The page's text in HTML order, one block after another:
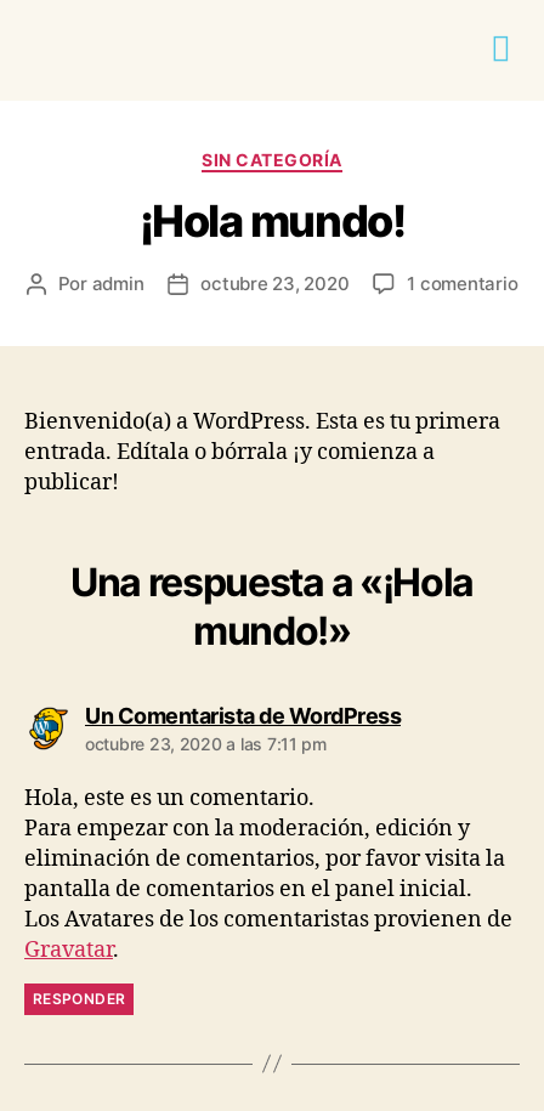
SIN CATEGORÍA
¡Hola mundo!
Por admin octubre 23, 2020 1 comentario
Bienvenido(a) a WordPress. Esta es tu primera
entrada. Edítala o bórrala ¡y comienza a
publicar!
Una respuesta a «¡Hola
mundo!»
Un Comentarista de WordPress
octubre 23, 2020 a las 7:11 pm
Hola, este es un comentario.
Para empezar con la moderación, edición y
eliminación de comentarios, por favor visita la
pantalla de comentarios en el panel inicial.
Los Avatares de los comentaristas provienen de
Gravatar.
RESPONDER